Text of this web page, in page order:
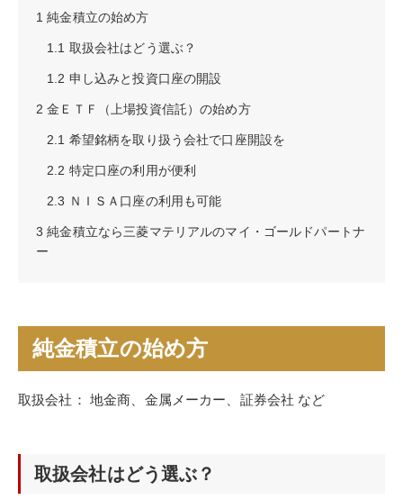
1 純金積立の始め方
1.1 取扱会社はどう選ぶ？
1.2 申し込みと投資口座の開設
2 金ＥＴＦ（上場投資信託）の始め方
2.1 希望銘柄を取り扱う会社で口座開設を
2.2 特定口座の利用が便利
2.3 ＮＩＳＡ口座の利用も可能
3 純金積立なら三菱マテリアルのマイ・ゴールドパートナ
ー
純金積立の始め方
取扱会社： 地金商、金属メーカー、証券会社 など
取扱会社はどう選ぶ？